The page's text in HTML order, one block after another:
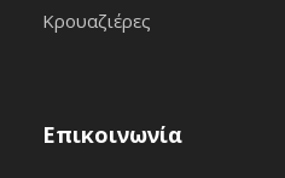
Κρουαζιέρες
Επικοινωνία